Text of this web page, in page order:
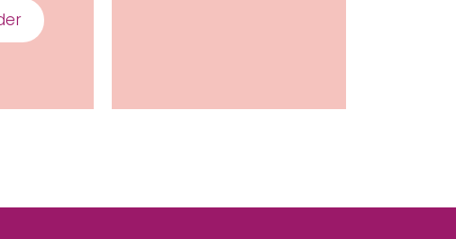
vlek van digitale veiligheid
about “Medische” data zijn geen handelswaar